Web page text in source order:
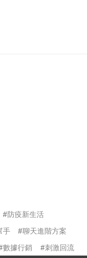
防疫新生活
手
聊天進階方案
數據行銷 刺激回流